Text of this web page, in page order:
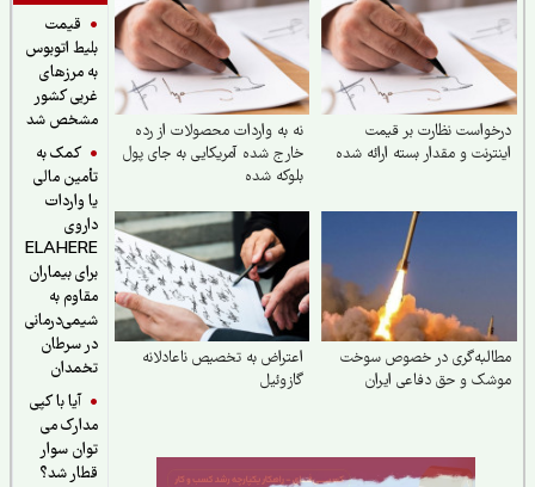
قیمت
بلیط اتوبوس
به مرزهای
غربی کشور
مشخص شد
کمک به
تأمین مالی
یا واردات
داروی
ELAHERE
برای بیماران
مقاوم به
شیمی‌درمانی
در سرطان
تخمدان
آیا با کپی
مدارک می
توان سوار
قطار شد؟
نظارت بر قیمت
و مقدار بسته ارائه شده
نه به واردات محصولات از رده
خارج شده آمریکایی به جای پول
بلوکه شده
در خصوص سوخت
و حق دفاعی ایران
اعتراض به تخصیص ناعادلانه
گازوئیل